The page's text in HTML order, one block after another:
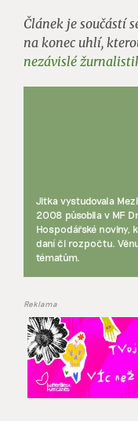
Článek je součástí
na konec uhlí,
nezávislé
Jitka vystudovala
2008 působila v MF
Hospodářské noviny,
daní či rozpočtu.
tématům.
Reklama